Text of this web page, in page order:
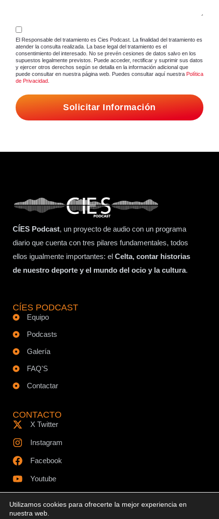
El Responsable del tratamiento es Cies Podcast. La finalidad del tratamiento es
atender la consulta realizada. La base legal del tratamiento es el
consentimiento del interesado. No se prevén cesiones de datos salvo en los
supuestos legalmente previstos. Puede acceder, rectificar y suprimir sus datos
y ejercer otros derechos según se detalla en la información adicional que
puede consultar en nuestra página web. Puedes consultar aquí nuestra Política
de Privacidad
Solicitar Información
CÍES Podcast, un proyecto de audio con un programa
diario que cuenta con tres pilares fundamentales, todos
ellos igualmente importantes: el Celta, contar historias
de nuestro deporte y el mundo del ocio y la cultura.
CÍES PODCAST
Equipo
Podcasts
Galería
FAQ'S
Contactar
CONTACTO
X Twitter
Instagram
Facebook
Youtube
Utilizamos cookies para ofrecerte la mejor experiencia en
nuestra web.